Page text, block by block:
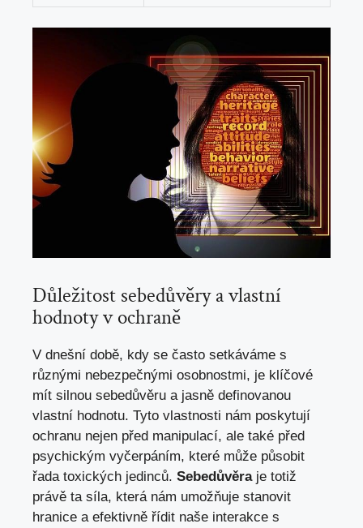
Důležitost sebedůvěry a vlastní
hodnoty v ochraně
V dnešní době, kdy se často setkáváme s
různými nebezpečnými osobnostmi, je klíčové
mít silnou sebedůvěru a jasně definovanou
vlastní hodnotu. Tyto vlastnosti nám poskytují
ochranu nejen před manipulací, ale také před
psychickým vyčerpáním, které může působit
řada toxických jedinců. Sebedůvěraje totiž
právě ta síla, která nám umožňuje stanovit
hranice a efektivně řídit naše interakce s